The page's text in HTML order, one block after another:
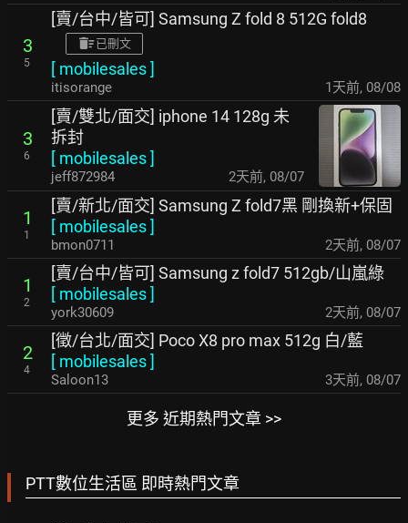
3
5
[賣/台中/皆可] Samsung Z fold 8 512G fold8
已刪文
[ mobilesales]
itisorange 1天前, 08/08
3
6
[賣/雙北/面交] iphone 14 128g 未
拆封
[ mobilesales]
jeff872984 2天前, 08/07
1
1
[賣/新北/面交] Samsung Z fold7黑 剛換新+保固
[ mobilesales]
bmon0711 2天前, 08/07
1
2
[賣/台中/皆可] Samsung z fold7 512gb/山嵐綠
[ mobilesales]
york30609 2天前, 08/07
2
4
[徵/台北/面交] Poco X8 pro max 512g 白/藍
[ mobilesales]
Saloon13 3天前, 08/07
更多 近期熱門文章 >>
PTT數位生活區 即時熱門文章